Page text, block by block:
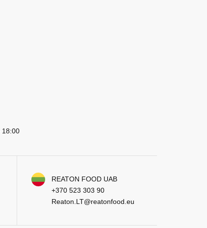
18:00
REATON FOOD UAB
+370 523 303 90
Reaton.LT@reatonfood.eu